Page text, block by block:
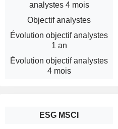
analystes 4 mois
Objectif analystes
Évolution objectif analystes
1 an
Évolution objectif analystes
4 mois
ESG MSCI